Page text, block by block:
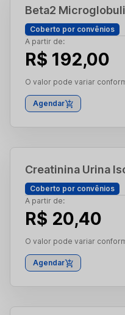
Beta2
Coberto por convênios
A partir de:
R$ 192,00
O valor pode variar
Agendar
Creatinina Urina
Coberto por convênios
A partir de:
R$ 20,40
O valor pode variar
Agendar